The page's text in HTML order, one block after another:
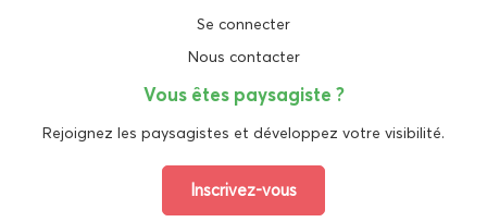
Se connecter
Nous contacter
Vous êtes paysagiste ?
Rejoignez les paysagistes et développez votre visibilité.
Inscrivez-vous